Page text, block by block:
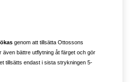
ökas genom att tillsätta Ottossons
även bättre utflytning åt färget och gör
tillsätts endast i sista strykningen 5-